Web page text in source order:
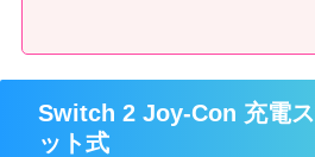
Switch 2 Joy-Con 充電
ット式